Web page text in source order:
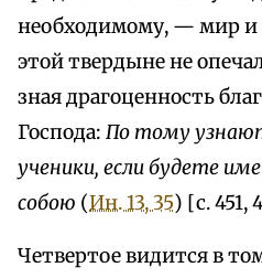
необходимому, — мир
этой твердыне не
зная драгоценность
Господа: По тому
ученики, если будете
собою (Ин. 13, 35) [с. 451,
Четвертое видится в